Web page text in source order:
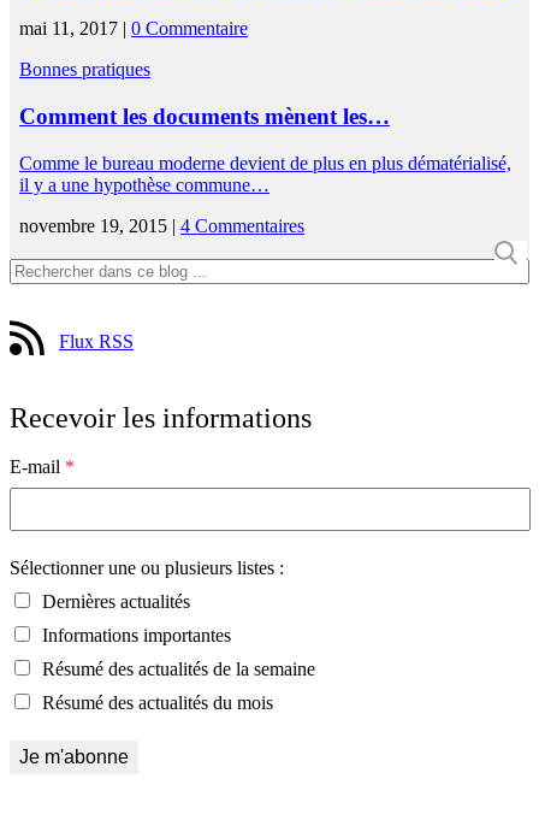
mai 11, 2017 | 0 Commentaire
Bonnes pratiques
Comment les documents mènent les…
Comme le bureau moderne devient de plus en plus dématérialisé,
il y a une hypothèse commune…
novembre 19, 2015 | 4 Commentaires
Flux RSS
Recevoir les informations
E-mail *
Sélectionner une ou plusieurs listes :
Dernières actualités
Informations importantes
Résumé des actualités de la semaine
Résumé des actualités du mois